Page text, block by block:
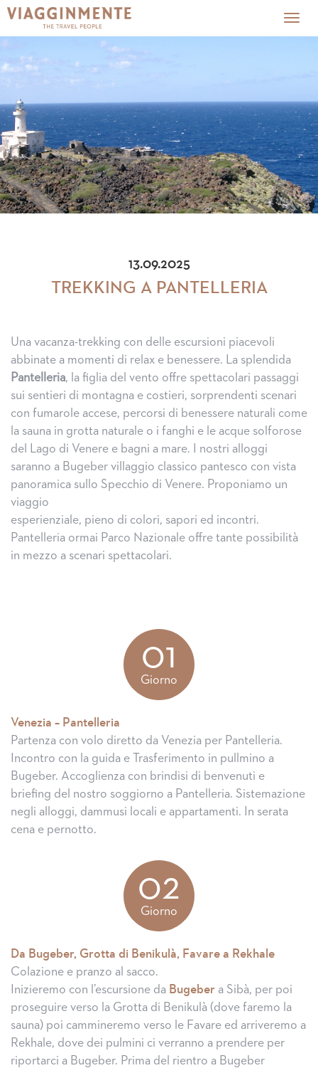
13.09.2025
TREKKING A PANTELLERIA
Una vacanza-trekking con delle escursioni piacevoli
abbinate a momenti di relax e benessere. La splendida
Pantelleria, la figlia del vento offre spettacolari passaggi
sui sentieri di montagna e costieri, sorprendenti scenari
con fumarole accese, percorsi di benessere naturali come
la sauna in grotta naturale o i fanghi e le acque solforose
del Lago di Venere e bagni a mare. I nostri alloggi
saranno a Bugeber villaggio classico pantesco con vista
panoramica sullo Specchio di Venere. Proponiamo un
viaggio
esperienziale, pieno di colori, sapori ed incontri.
Pantelleria ormai Parco Nazionale offre tante possibilità
in mezzo a scenari spettacolari.
01
Giorno
Venezia – Pantelleria
Partenza con volo diretto da Venezia per Pantelleria.
Incontro con la guida e Trasferimento in pullmino a
Bugeber. Accoglienza con brindisi di benvenuti e
briefing del nostro soggiorno a Pantelleria. Sistemazione
negli alloggi, dammusi locali e appartamenti. In serata
cena e pernotto.
02
Giorno
Da Bugeber, Grotta di Benikulà, Favare a Rekhale
Colazione e pranzo al sacco.
Inizieremo con l’escursione da Bugeber a Sibà, per poi
proseguire verso la Grotta di Benikulà (dove faremo la
sauna) poi cammineremo verso le Favare ed arriveremo a
Rekhale, dove dei pulmini ci verranno a prendere per
riportarci a Bugeber. Prima del rientro a Bugeber